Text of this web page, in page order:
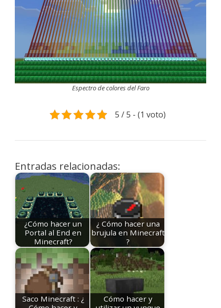
Espectro de colores del Faro
5 / 5 - (1 voto)
Entradas relacionadas:
¿Cómo hacer un
Portal al End en
Minecraft?
¿ Cómo hacer una
brujula en Minecraft
?
Saco Minecraft : ¿
Cómo hacer y